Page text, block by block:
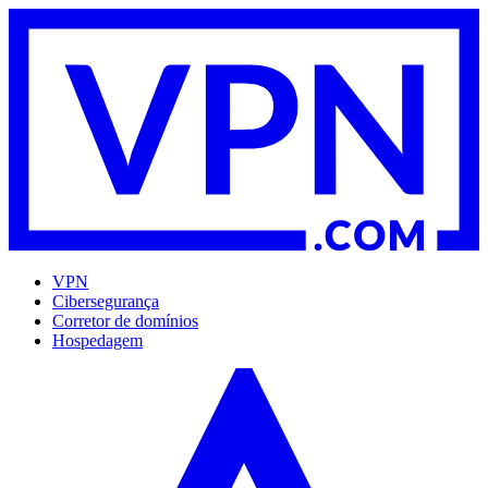
VPN
Cibersegurança
Corretor de domínios
Hospedagem